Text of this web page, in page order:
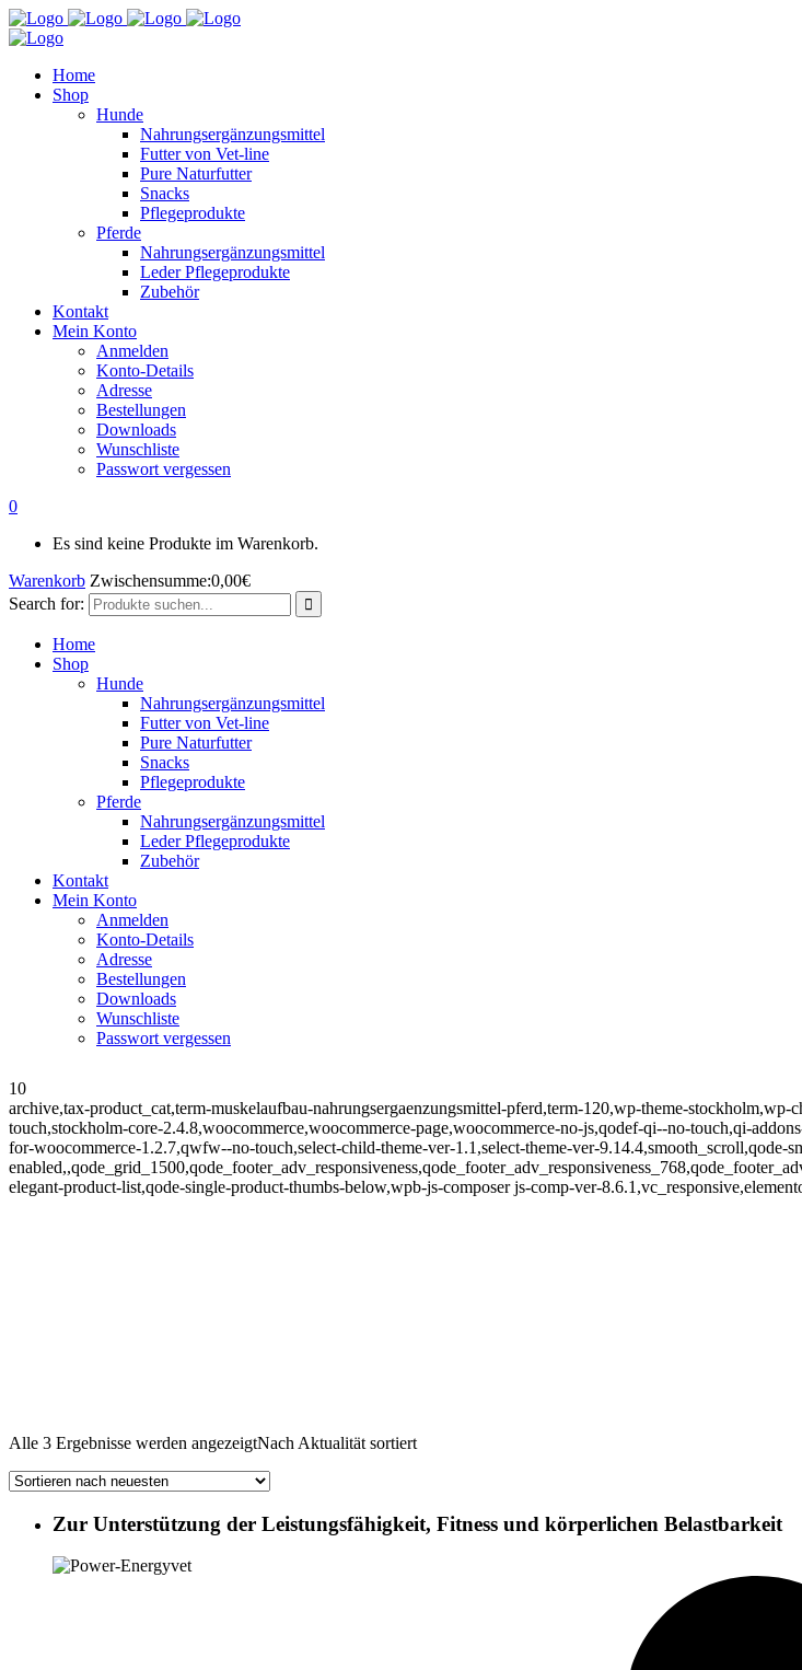
Home
Shop
Hunde
Nahrungsergänzungsmittel
Futter von Vet-line
Pure Naturfutter
Snacks
Pflegeprodukte
Pferde
Nahrungsergänzungsmittel
Leder Pflegeprodukte
Zubehör
Kontakt
Mein Konto
Anmelden
Konto-Details
Adresse
Bestellungen
Downloads
Wunschliste
Passwort vergessen
0
Es sind keine Produkte im Warenkorb.
Warenkorb Zwischensumme:0,00€
Search for:
Home
Shop
Hunde
Nahrungsergänzungsmittel
Futter von Vet-line
Pure Naturfutter
Snacks
Pflegeprodukte
Pferde
Nahrungsergänzungsmittel
Leder Pflegeprodukte
Zubehör
Kontakt
Mein Konto
Anmelden
Konto-Details
Adresse
Bestellungen
Downloads
Wunschliste
Passwort vergessen
10
archive,tax-product_cat,term-muskelaufbau-nahrungsergaenzungsmittel-pferd,term-120,wp-theme-
touch,stockholm-core-2.4.8,woocommerce,woocommerce-page,woocommerce-no-js,qodef-qi--no-touch,qi-
for-woocommerce-1.2.7,qwfw--no-touch,select-child-theme-ver-1.1,select-theme-ver-9.14.4,smooth_scroll,qode-
elegant-product-list,qode-single-product-thumbs-below,wpb-js-composer js-comp-ver-
Alle 3 Ergebnisse werden angezeigtNach Aktualität sortiert
Zur Unterstützung der Leistungsfähigkeit, Fitness und körperlichen Belastbarkeit